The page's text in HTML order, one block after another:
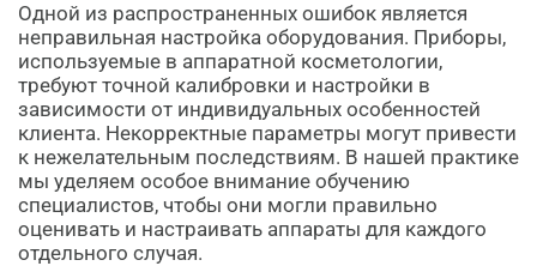
Одной из распространенных ошибок является
неправильная настройка оборудования. Приборы,
используемые в аппаратной косметологии,
требуют точной калибровки и настройки в
зависимости от индивидуальных особенностей
клиента. Некорректные параметры могут привести
к нежелательным последствиям. В нашей практике
мы уделяем особое внимание обучению
специалистов, чтобы они могли правильно
оценивать и настраивать аппараты для каждого
отдельного случая.